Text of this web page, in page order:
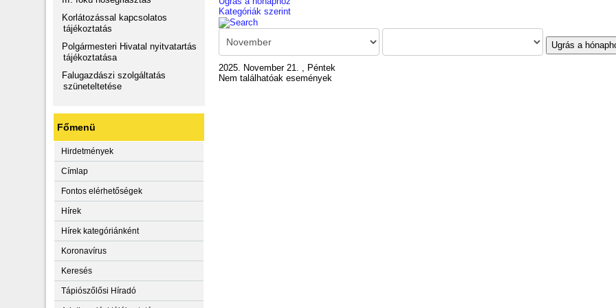
Korlátozással kapcsolatos
tájékoztatás
Polgármesteri Hivatal nyitvatartás
tájékoztatása
Falugazdászi szolgáltatás
szüneteltetése
Főmenü
Hirdetmények
Címlap
Fontos elérhetőségek
Hírek
Hírek kategóriánként
Koronavírus
Keresés
Tápiószőlősi Híradó
Kategóriák szerint
Ugrás a
2025. November 21. , Péntek
Nem találhatóak események